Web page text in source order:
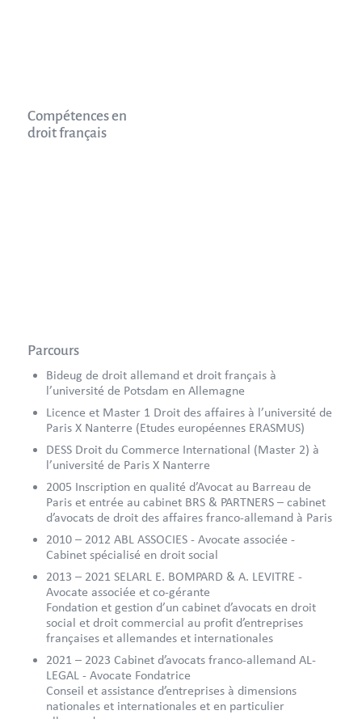
Compétences en
droit français
Parcours
Bideug de droit allemand et droit français à
l’université de Potsdam en Allemagne
Licence et Master 1 Droit des affaires à l’université de
Paris X Nanterre (Etudes européennes ERASMUS)
DESS Droit du Commerce International (Master 2) à
l’université de Paris X Nanterre
2005 Inscription en qualité d’Avocat au Barreau de
Paris et entrée au cabinet BRS & PARTNERS – cabinet
d’avocats de droit des affaires franco-allemand à Paris
2010 – 2012 ABL ASSOCIES - Avocate associée -
Cabinet spécialisé en droit social
2013 – 2021 SELARL E. BOMPARD & A. LEVITRE -
Avocate associée et co-gérante
Fondation et gestion d’un cabinet d’avocats en droit
social et droit commercial au profit d’entreprises
françaises et allemandes et internationales
2021 – 2023 Cabinet d’avocats franco-allemand AL-
LEGAL - Avocate Fondatrice
Conseil et assistance d’entreprises à dimensions
nationales et internationales et en particulier